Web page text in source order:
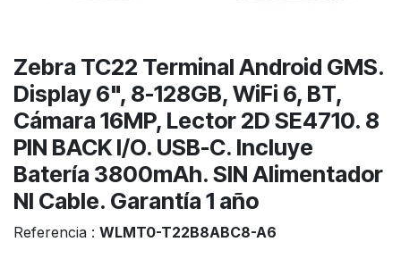
Zebra TC22 Terminal Android GMS.
Display 6", 8-128GB, WiFi 6, BT,
Cámara 16MP, Lector 2D SE4710. 8
PIN BACK I/O. USB-C. Incluye
Batería 3800mAh. SIN Alimentador
NI Cable. Garantía 1 año
Referencia : WLMT0-T22B8ABC8-A6